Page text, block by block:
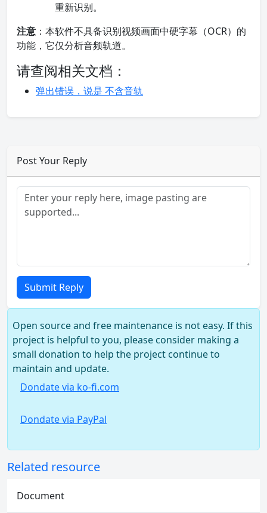
重新识别。
注意 ：本软件不具备识别视频画面中硬字幕（OCR）的
功能，它仅分析音频轨道。
请查阅相关文档：
弹出错误，说是 不含音轨
Post Your Reply
Submit Reply
Open source and free maintenance is not easy. If this
project is helpful to you, please consider making a
small donation to help the project continue to
maintain and update.
Dondate via ko-fi.com
Dondate via PayPal
Related resource
Document